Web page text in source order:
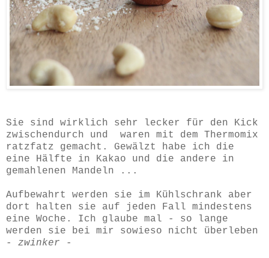
Sie sind wirklich sehr lecker für den Kick
zwischendurch und waren mit dem Thermomix
ratzfatz gemacht. Gewälzt habe ich die
eine Hälfte in Kakao und die andere in
gemahlenen Mandeln ...
Aufbewahrt werden sie im Kühlschrank aber
dort halten sie auf jeden Fall mindestens
eine Woche. Ich glaube mal - so lange
werden sie bei mir sowieso nicht überleben
- zwinker -